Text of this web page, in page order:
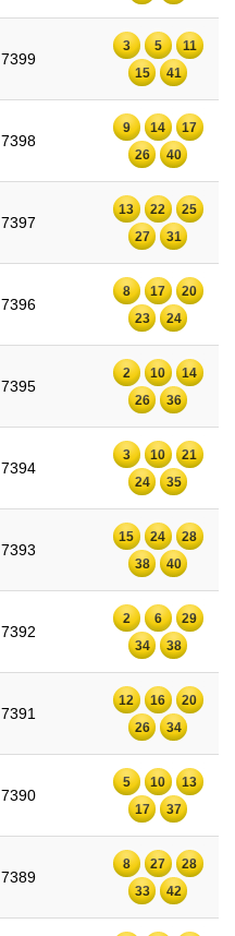
7399
3 5
11
15
41
7398
9 14
17
26
40
7397
13 22
25
27
31
7396
8 17
20
23
24
7395
2 10
14
26
36
7394
3 10
21
24
35
7393
15 24
28
38
40
7392
2 6
29
34
38
7391
12 16
20
26
34
7390
5 10
13
17
37
7389
8 27
28
33
42